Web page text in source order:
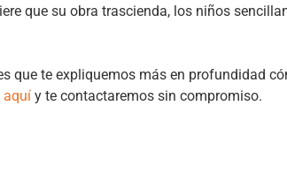
que su obra trascienda, los niños
que te expliquemos más en profundidad
aquí y te contactaremos sin compromiso.